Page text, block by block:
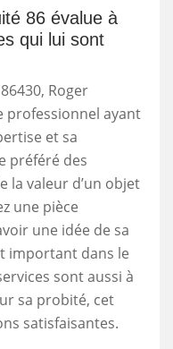
86 évalue à
qui lui sont
Roger
professionnel ayant
et sa
préféré des
la valeur d’un objet
une pièce
une idée de sa
important dans le
sont aussi à
sa probité, cet
satisfaisantes.